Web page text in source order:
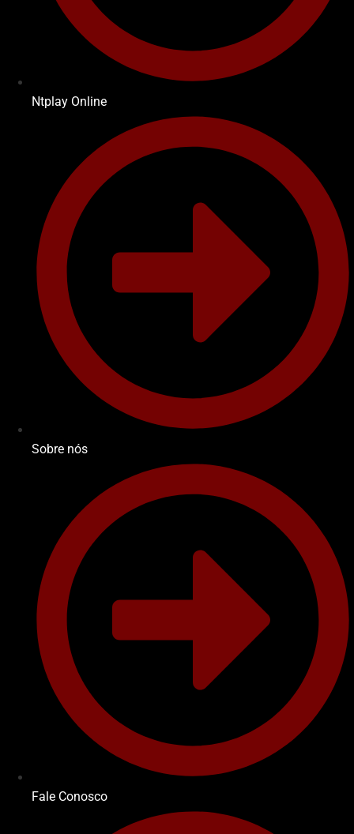
Ntplay Online
Sobre nós
Fale Conosco